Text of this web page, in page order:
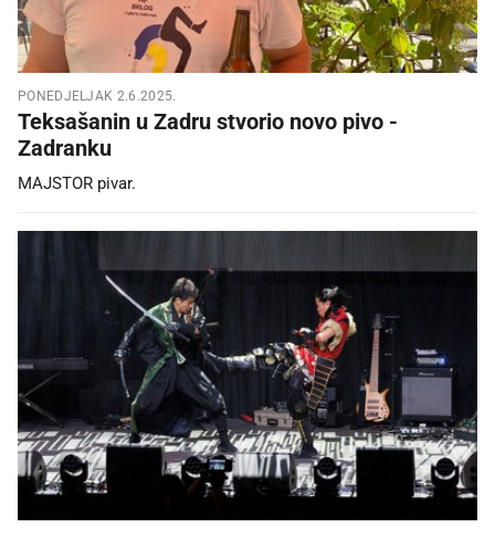
PONEDJELJAK 2.6.2025.
Teksašanin u Zadru stvorio novo pivo -
Zadranku
MAJSTOR pivar.